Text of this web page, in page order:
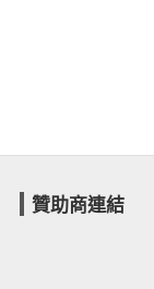
贊助商連結